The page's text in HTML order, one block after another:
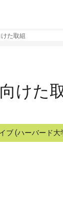
た取組
けた
ブ (ハーバード